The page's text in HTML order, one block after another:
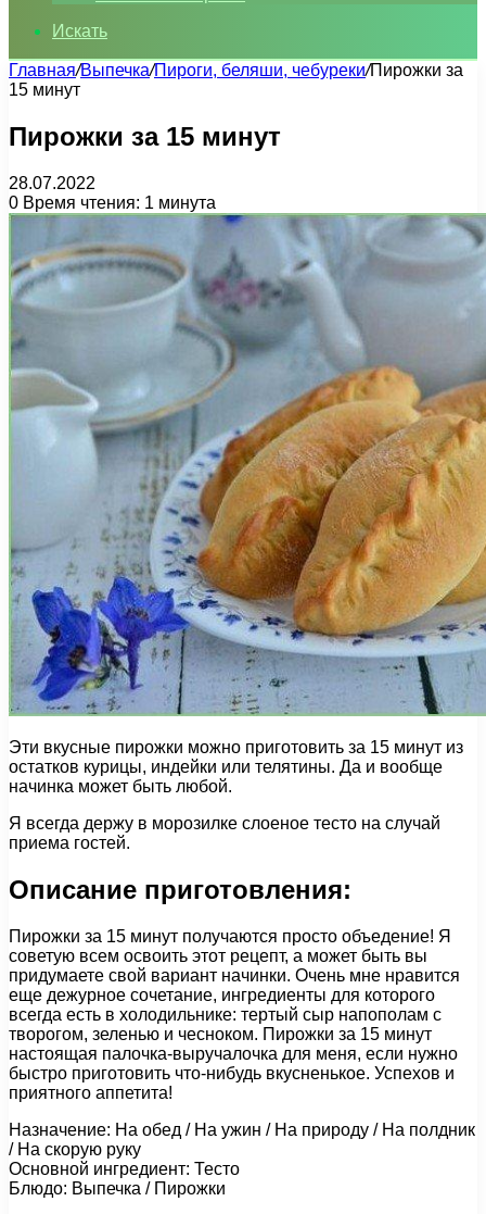
Искать
Главная/Выпечка/Пироги, беляши, чебуреки/Пирожки за
15 минут
Пирожки за 15 минут
28.07.2022
0 Время чтения: 1 минута
Эти вкусные пирожки можно приготовить за 15 минут из
остатков курицы, индейки или телятины. Да и вообще
начинка может быть любой.
Я всегда держу в морозилке слоеное тесто на случай
приема гостей.
Описание приготовления:
Пирожки за 15 минут получаются просто объедение! Я
советую всем освоить этот рецепт, а может быть вы
придумаете свой вариант начинки. Очень мне нравится
еще дежурное сочетание, ингредиенты для которого
всегда есть в холодильнике: тертый сыр напополам с
творогом, зеленью и чесноком. Пирожки за 15 минут
настоящая палочка-выручалочка для меня, если нужно
быстро приготовить что-нибудь вкусненькое. Успехов и
приятного аппетита!
Назначение: На обед / На ужин / На природу / На полдник
/ На скорую руку
Основной ингредиент: Тесто
Блюдо: Выпечка / Пирожки